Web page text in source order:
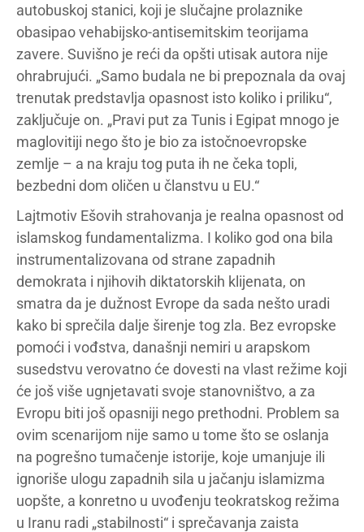
autobuskoj stanici, koji je slučajne prolaznike
obasipao vehabijsko-antisemitskim teorijama
zavere. Suvišno je reći da opšti utisak autora nije
ohrabrujući. „Samo budala ne bi prepoznala da ovaj
trenutak predstavlja opasnost isto koliko i priliku“,
zaključuje on. „Pravi put za Tunis i Egipat mnogo je
maglovitiji nego što je bio za istočnoevropske
zemlje – a na kraju tog puta ih ne čeka topli,
bezbedni dom oličen u članstvu u EU.“
Lajtmotiv Ešovih strahovanja je realna opasnost od
islamskog fundamentalizma. I koliko god ona bila
instrumentalizovana od strane zapadnih
demokrata i njihovih diktatorskih klijenata, on
smatra da je dužnost Evrope da sada nešto uradi
kako bi sprečila dalje širenje tog zla. Bez evropske
pomoći i vođstva, današnji nemiri u arapskom
susedstvu verovatno će dovesti na vlast režime koji
će još više ugnjetavati svoje stanovništvo, a za
Evropu biti još opasniji nego prethodni. Problem sa
ovim scenarijom nije samo u tome što se oslanja
na pogrešno tumačenje istorije, koje umanjuje ili
ignoriše ulogu zapadnih sila u jačanju islamizma
uopšte, a konretno u uvođenju teokratskog režima
u Iranu radi „stabilnosti“ i sprečavanja zaista